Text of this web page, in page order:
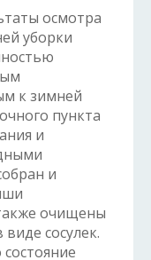
осмотра
уборки
к зимней
пункта
и
и
очищены
сосулек.